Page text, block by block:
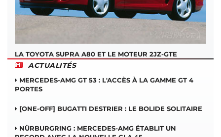
LA TOYOTA SUPRA A80 ET LE MOTEUR 2JZ-GTE
ACTUALITÉS
MERCEDES-AMG GT 53 : L'ACCÈS À LA GAMME GT 4
PORTES
[ONE-OFF] BUGATTI DESTRIER : LE BOLIDE SOLITAIRE
NÜRBURGRING : MERCEDES-AMG ÉTABLIT UN